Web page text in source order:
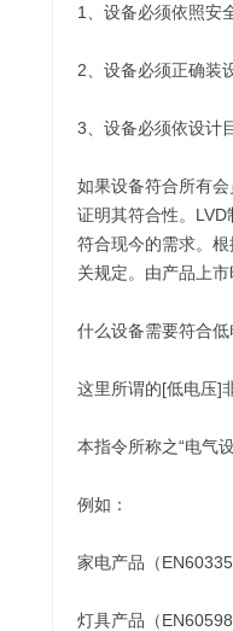
1、设备必须依照安
2、设备必须正确装
3、设备必须依设计
如果设备符合所有
证明其符合性。
符合现今的需求。
关规定。由产品上
什么设备需要符合
这里所谓的[低电压]
本指令所称之“电气
例如：
家电产品（
灯具产品（